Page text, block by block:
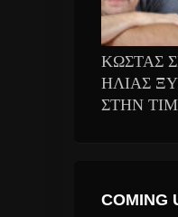
ΚΩΣΤΑΣ
ΗΛΙΑΣ
ΣΤΗΝ
COMING